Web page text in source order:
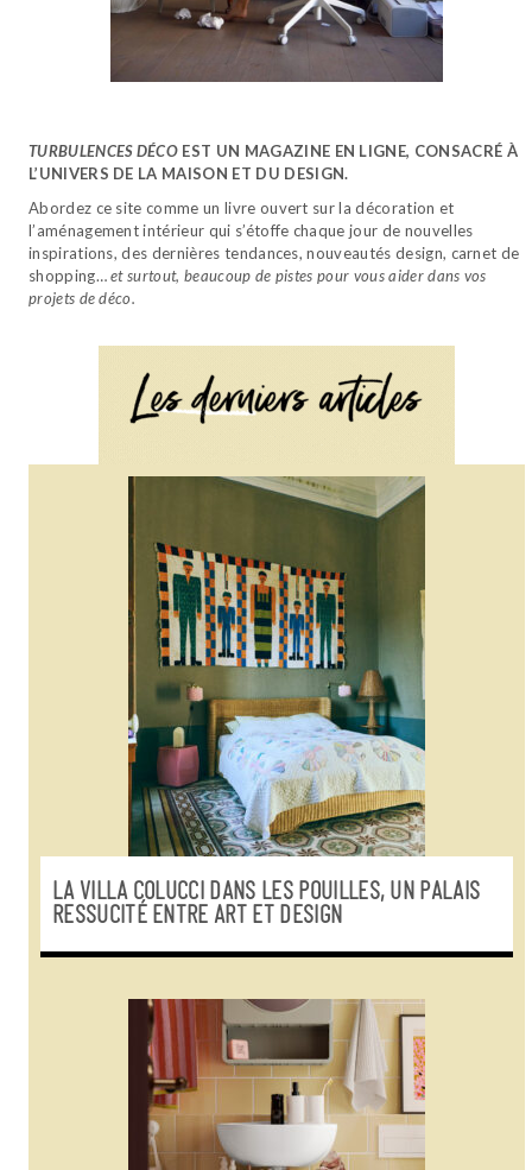
TURBULENCES DÉCO EST UN MAGAZINE EN LIGNE, CONSACRÉ À
L’UNIVERS DE LA MAISON ET DU DESIGN.
Abordez ce site comme un livre ouvert sur la décoration et
l’aménagement intérieur qui s’étoffe chaque jour de nouvelles
inspirations, des dernières tendances, nouveautés design, carnet de
shopping…et surtout, beaucoup de pistes pour vous aider dans vos
projets de déco.
LA VILLA COLUCCI DANS LES POUILLES, UN PALAIS
RESSUCITÉ ENTRE ART ET DESIGN